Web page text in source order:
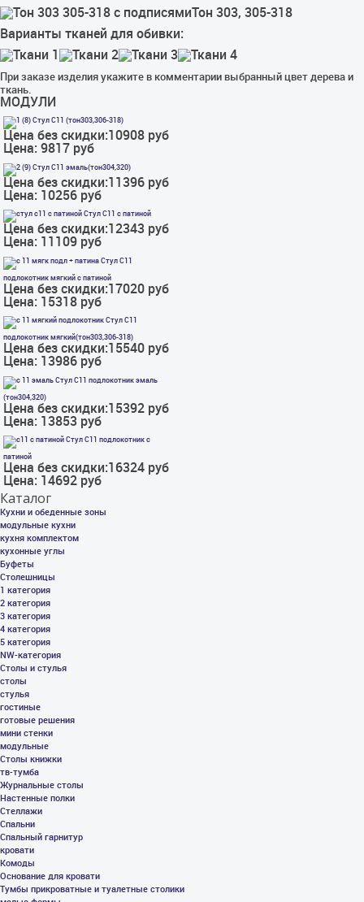
Тон 303, 305-318
Варианты тканей для обивки:
При заказе изделия укажите в комментарии выбранный цвет дерева и
ткань.
МОДУЛИ
Стул С11 (тон303,306-318)
Цена без скидки:10908 руб
Цена:9817 руб
Стул С11 эмаль(тон304,320)
Цена без скидки:11396 руб
Цена: 10256 руб
Стул С11 с патиной
Цена без скидки:12343 руб
Цена: 11109 руб
Стул С11
подлокотник мягкий с патиной
Цена без скидки:17020 руб
Цена: 15318 руб
Стул С11
подлокотник мягкий(тон303,306-318)
Цена без скидки:15540 руб
Цена: 13986 руб
Стул С11 подлокотник эмаль
(тон304,320)
Цена без скидки:15392 руб
Цена: 13853 руб
Стул С11 подлокотник с
патиной
Цена без скидки:16324 руб
Цена: 14692 руб
Каталог
Кухни и обеденные зоны
модульные кухни
кухня комплектом
кухонные углы
Буфеты
Столешницы
1 категория
2 категория
3 категория
4 категория
5 категория
NW-категория
Столы и стулья
столы
стулья
гостиные
готовые решения
мини стенки
модульные
Столы книжки
тв-тумба
Журнальные столы
Настенные полки
Стеллажи
Спальни
Спальный гарнитур
кровати
Комоды
Основание для кровати
Тумбы прикроватные и туалетные столики